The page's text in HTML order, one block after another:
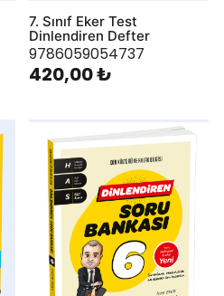
7. Sınıf Eker Test
Dinlendiren Defter
9786059054737
420,00 ₺